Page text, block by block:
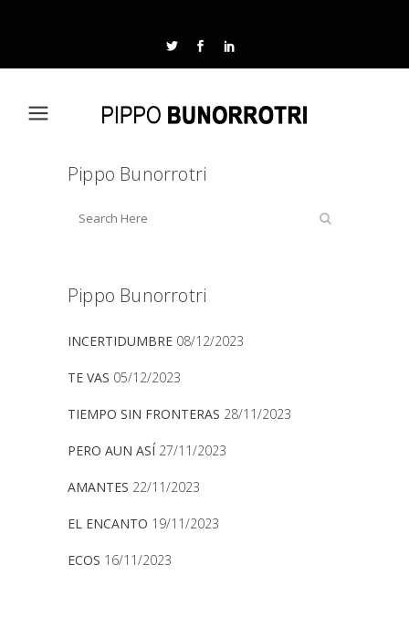
Pippo Bunorrotri
Pippo Bunorrotri
INCERTIDUMBRE 08/12/2023
TE VAS 05/12/2023
TIEMPO SIN FRONTERAS 28/11/2023
PERO AUN ASÍ 27/11/2023
AMANTES 22/11/2023
EL ENCANTO 19/11/2023
ECOS 16/11/2023